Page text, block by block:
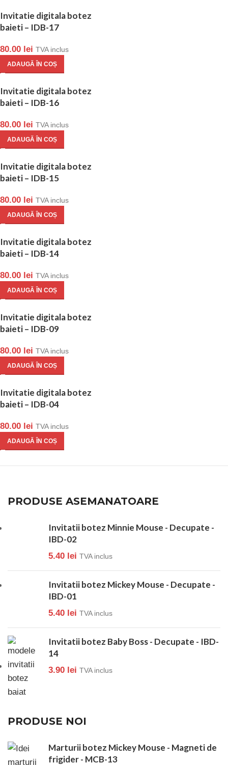
Invitatie digitala botez
baieti – IDB-17
80.00 lei TVA inclus
ADAUGĂ ÎN COȘ
Invitatie digitala botez
baieti – IDB-16
80.00 lei TVA inclus
ADAUGĂ ÎN COȘ
Invitatie digitala botez
baieti – IDB-15
80.00 lei TVA inclus
ADAUGĂ ÎN COȘ
Invitatie digitala botez
baieti – IDB-14
80.00 lei TVA inclus
ADAUGĂ ÎN COȘ
Invitatie digitala botez
baieti – IDB-09
80.00 lei TVA inclus
ADAUGĂ ÎN COȘ
Invitatie digitala botez
baieti – IDB-04
80.00 lei TVA inclus
ADAUGĂ ÎN COȘ
PRODUSE ASEMANATOARE
Invitatii botez Minnie Mouse - Decupate -
IBD-02
5.40 lei TVA inclus
Invitatii botez Mickey Mouse - Decupate -
IBD-01
5.40 lei TVA inclus
Invitatii botez Baby Boss - Decupate - IBD-
14
3.90 lei TVA inclus
PRODUSE NOI
Marturii botez Mickey Mouse - Magneti de
frigider - MCB-13